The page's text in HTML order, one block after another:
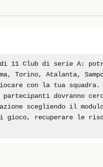
di 11 Club di serie A:
Torino, Atalanta,
con la tua squadra.
dovranno
scegliendo il
recuperare le